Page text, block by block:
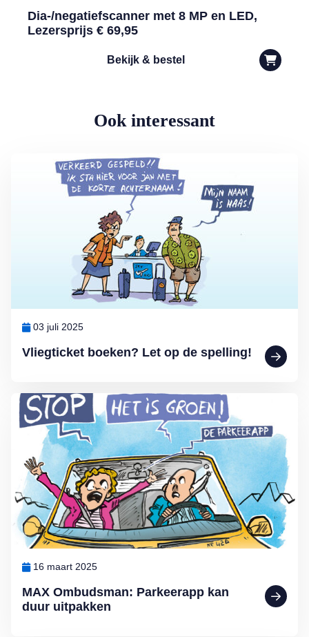
Dia-/negatiefscanner met 8 MP en LED,
Lezersprijs € 69,95
Bekijk & bestel
Ook interessant
Vliegticket boeken? Let op de spelling!
03 juli 2025
Lees meer over Vliegticket boeken? Let op de spelling!
MAX Ombudsman: Parkeerapp kan
duur uitpakken
16 maart 2025
Lees meer over MAX Ombudsman: Parkeerapp kan duur uitpakken